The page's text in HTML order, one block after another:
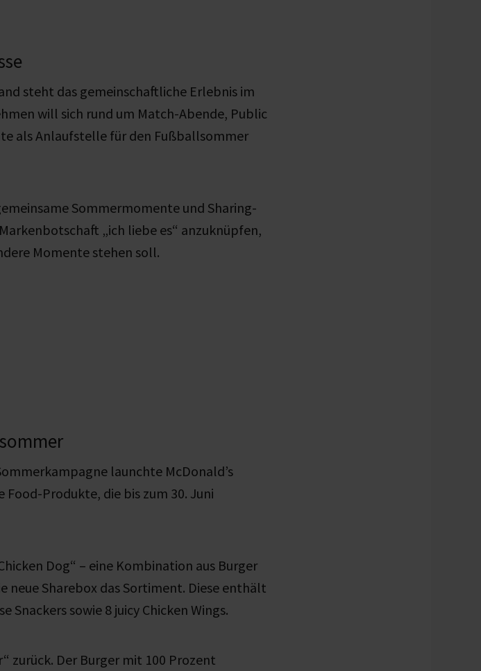
steht das gemeinschaftliche Erlebnis im
will sich rund um Match-Abende, Public
als Anlaufstelle für den Fußballsommer
Sommermomente und Sharing-
„ich liebe es“ anzuknüpfen,
Momente stehen soll.
launchte McDonald’s
Food-Produkte, die bis zum 30. Juni
Dog“ – eine Kombination aus Burger
neue Sharebox das Sortiment. Diese enthält
Snackers sowie 8juicy Chicken Wings.
zurück. Der Burger mit 100 Prozent